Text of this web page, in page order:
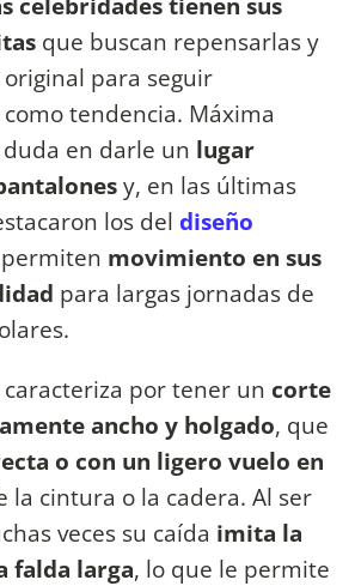
que buscan repensarlas y
para seguir
tendencia. Máxima
en darle un lugar
y, en las últimas
los del diseño
movimiento en sus
para largas jornadas de
por tener un corte
ancho y holgado, que
o con un ligero vuelo en
la cintura o la cadera. Al ser
veces su caída imita la
falda larga, lo que le permite